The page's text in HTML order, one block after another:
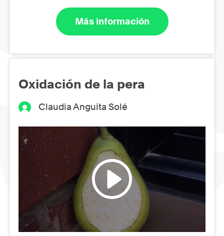
Más información
Oxidación de la pera
Claudia Anguita Solé